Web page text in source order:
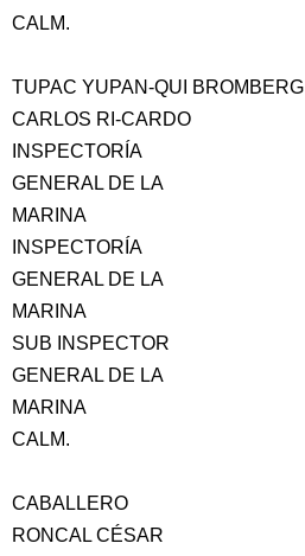
CALM.
TUPAC YUPAN-QUI BROMBERG
CARLOS RI-CARDO
INSPECTORÍA
GENERAL DE LA
MARINA
INSPECTORÍA
GENERAL DE LA
MARINA
SUB INSPECTOR
GENERAL DE LA
MARINA
CALM.
CABALLERO
RONCAL CÉSAR